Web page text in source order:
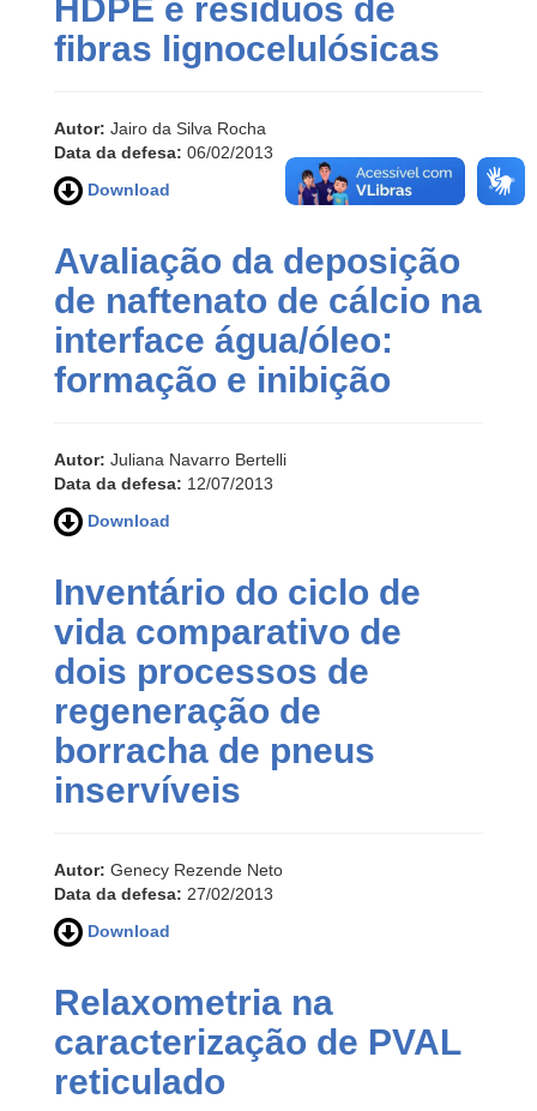
HDPE e resíduos de
fibras lignocelulósicas
Autor: Jairo da Silva Rocha
Data da defesa: 06/02/2013
Download
Avaliação da deposição
de naftenato de cálcio na
interface água/óleo:
formação e inibição
Autor: Juliana Navarro Bertelli
Data da defesa: 12/07/2013
Download
Inventário do ciclo de
vida comparativo de
dois processos de
regeneração de
borracha de pneus
inservíveis
Autor: Genecy Rezende Neto
Data da defesa: 27/02/2013
Download
Relaxometria na
caracterização de PVAL
reticulado